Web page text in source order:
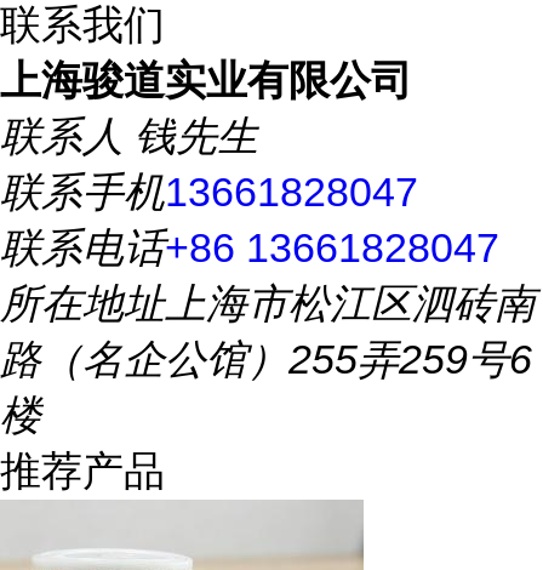
联系我们
上海骏道实业有限公司
联系人 钱先生
联系手机13661828047
联系电话+86 13661828047
所在地址上海市松江区泗砖南
路（名企公馆）255弄259号6
楼
推荐产品